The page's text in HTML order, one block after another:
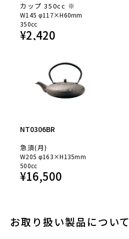
カップ 350cc ※
W145 φ117×H60mm
350cc
¥2,420
NT0306BR
急須(月)
W205 φ163×H135mm
500cc
¥16,500
お取り扱い製品について